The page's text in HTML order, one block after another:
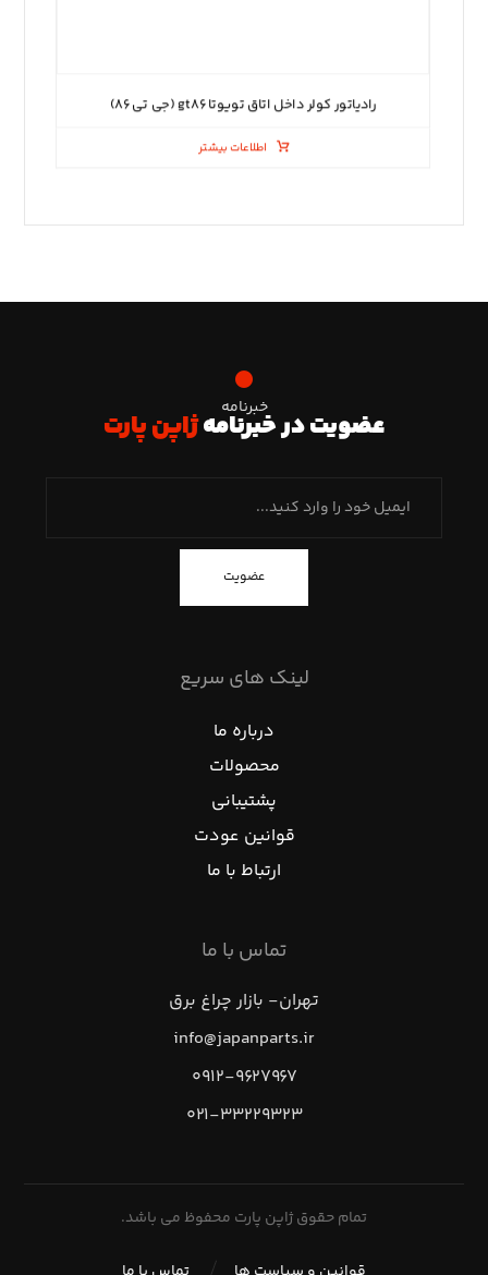
رادیاتور کولر داخل اتاق تویوتا gt۸۶ (جی تی ۸۶)
اطلاعات بیشتر
خبرنامه
عضویت در خبرنامهژاپن پارت
عضویت
لینک های سریع
درباره ما
محصولات
پشتیبانی
قوانین عودت
ارتباط با ما
تماس با ما
تهران- بازار چراغ برق
info@japanparts.ir
۰۹۱۲-۹۶۲۷۹۶۷
۰۲۱-۳۳۲۲۹۳۲۳
تمام حقوق ژاپن پارت محفوظ می باشد.